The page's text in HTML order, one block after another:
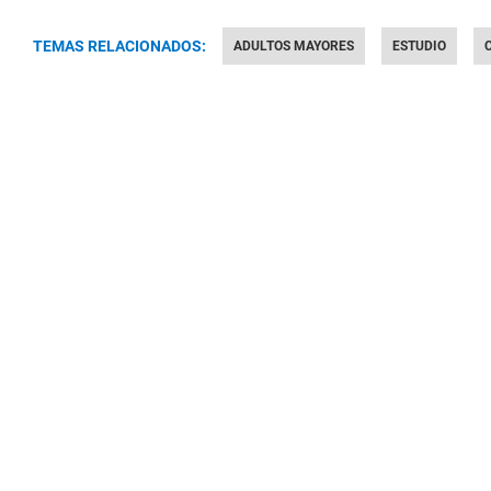
TEMAS RELACIONADOS: ADULTOS MAYORES ESTUDIO